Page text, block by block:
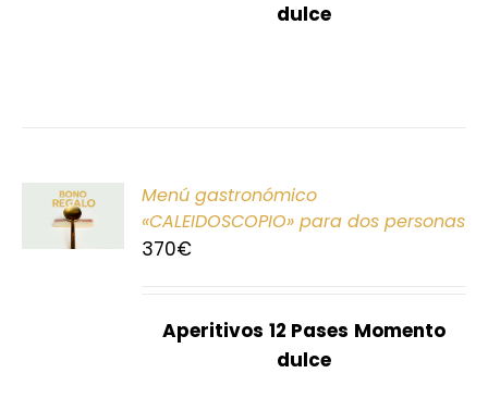
dulce
Menú gastronómico
«CALEIDOSCOPIO» para dos personas
370€
Aperitivos 12 Pases Momento
dulce